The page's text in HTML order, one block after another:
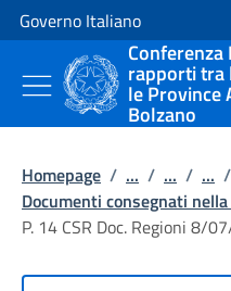
Vai al contenuto
Vai alla navigazione del sito
Governo Italiano
rapporti tra
le Province
Bolzano
Homepage / ... / ... / ... /
Documenti consegnati
P. 14 CSR Doc. Regioni 8/